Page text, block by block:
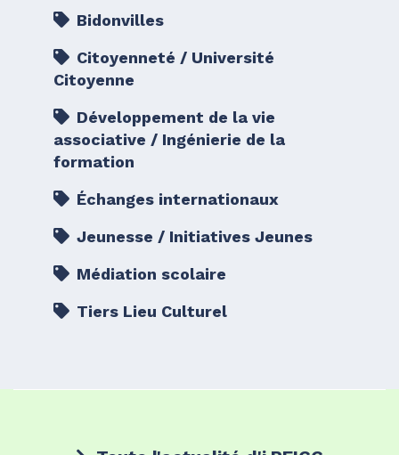
Bidonvilles
Citoyenneté / Université
Citoyenne
Développement de la vie
associative / Ingénierie de la
formation
Échanges internationaux
Jeunesse / Initiatives Jeunes
Médiation scolaire
Tiers Lieu Culturel